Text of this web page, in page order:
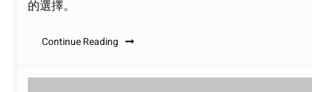
的選擇。
Continue Reading